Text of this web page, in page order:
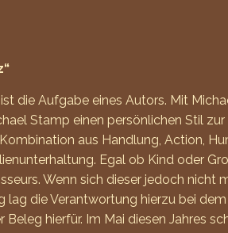
die Aufgabe eines Autors. Mit
Stamp einen persönlichen Stil
aus Handlung, Action,
Egal ob Kind oder
Wenn sich dieser jedoch
lag die Verantwortung hierzu bei
hierfür. Im Mai diesen Jahres